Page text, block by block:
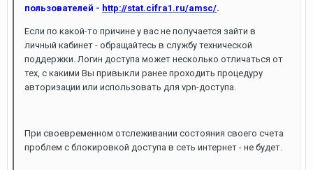
пользователей - http://stat.cifra1.ru/amsc/.
Если по какой-то причине у вас не получается зайти в
личный кабинет - обращайтесь в службу технической
поддержки. Логин доступа может несколько отличаться от
тех, с какими Вы привыкли ранее проходить процедуру
авторизации или использовать для vpn-доступа.
При своевременном отслеживании состояния своего счета
проблем с блокировкой доступа в сеть интернет - не будет.